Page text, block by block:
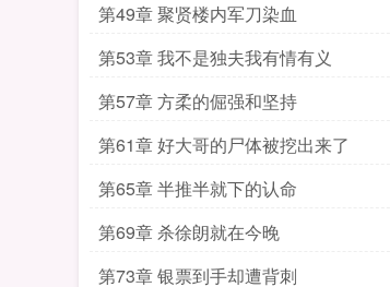
第49章 聚贤楼内军刀染血
第53章 我不是独夫我有情有义
第57章 方柔的倔强和坚持
第61章 好大哥的尸体被挖出来了
第65章 半推半就下的认命
第69章 杀徐朗就在今晚
第73章 银票到手却遭背刺